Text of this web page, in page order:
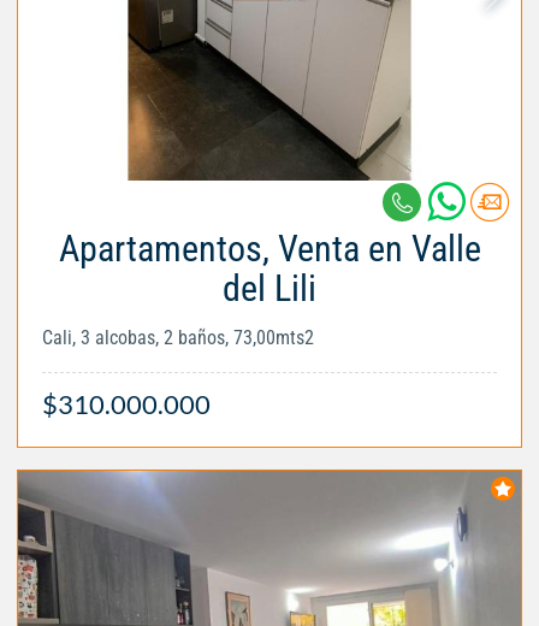
Apartamentos, Venta en Valle
del Lili
Cali, 3 alcobas, 2 baños, 73,00mts2
$310.000.000